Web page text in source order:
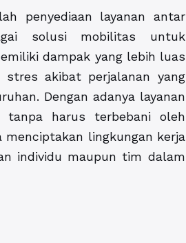
penyediaan layanan antar
solusi mobilitas untuk
dampak yang lebih luas
stres akibat perjalanan yang
Dengan adanya layanan
tanpa harus terbebani oleh
menciptakan lingkungan kerja
individu maupun tim dalam